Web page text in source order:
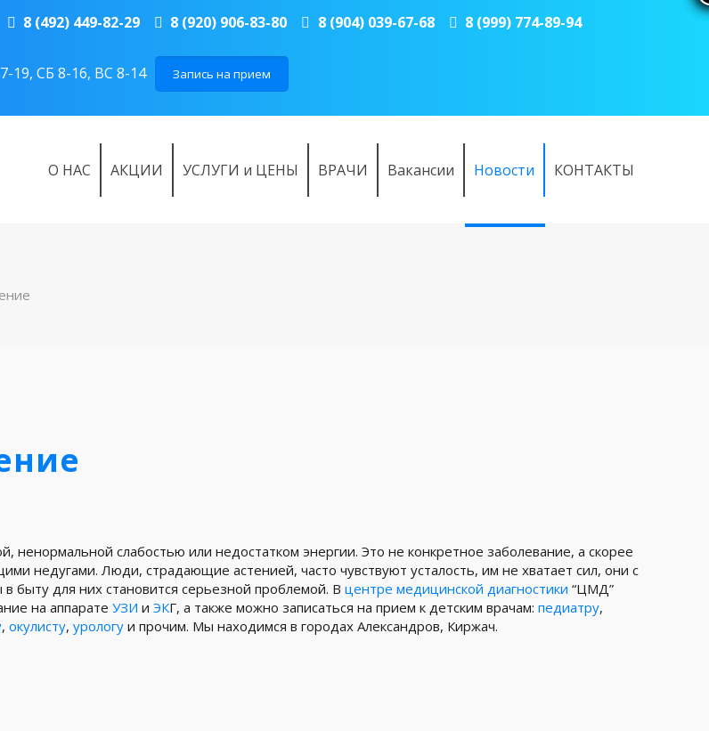
8 (492) 449-82-29 8 (920) 906-83-80 8 (904) 039-67-68 8 (999) 774-89-94
19, СБ 8-16, ВС 8-14 Запись на прием
О НАС АКЦИИ УСЛУГИ и ЦЕНЫ ВРАЧИ Вакансии Новости КОНТАКТЫ
ненормальной слабостью или недостатком энергии. Это не конкретное заболевание, а скорее
недугами. Люди, страдающие астенией, часто чувствуют усталость, им не хватает сил, они с
быту для них становится серьезной проблемой. В центре медицинской диагностики “ЦМД”
на аппарате УЗИ и ЭКГ, а также можно записаться на прием к детским врачам: педиатру,
, окулисту, урологу и прочим. Мы находимся в городах Александров, Киржач.